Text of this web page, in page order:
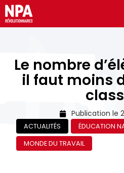
Le nombre
il faut moins
Publication le
ACTUALITÉS
ÉDUCATION
MONDE DU TRAVAIL